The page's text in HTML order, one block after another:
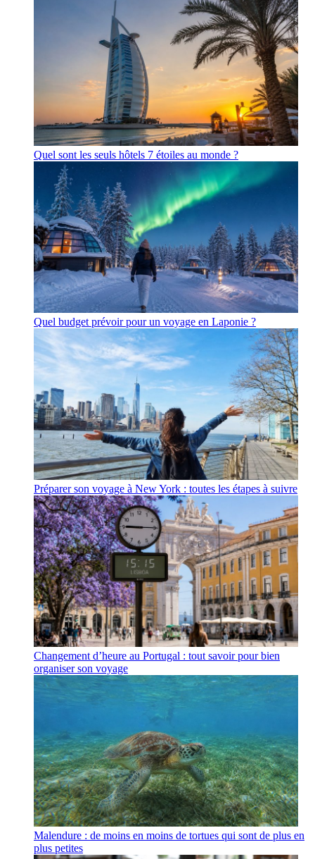
Quel sont les seuls hôtels 7 étoiles au monde ?
Quel budget prévoir pour un voyage en Laponie ?
Préparer son voyage à New York : toutes les étapes à suivre
Changement d’heure au Portugal : tout savoir pour bien
organiser son voyage
Malendure : de moins en moins de tortues qui sont de plus en
plus petites